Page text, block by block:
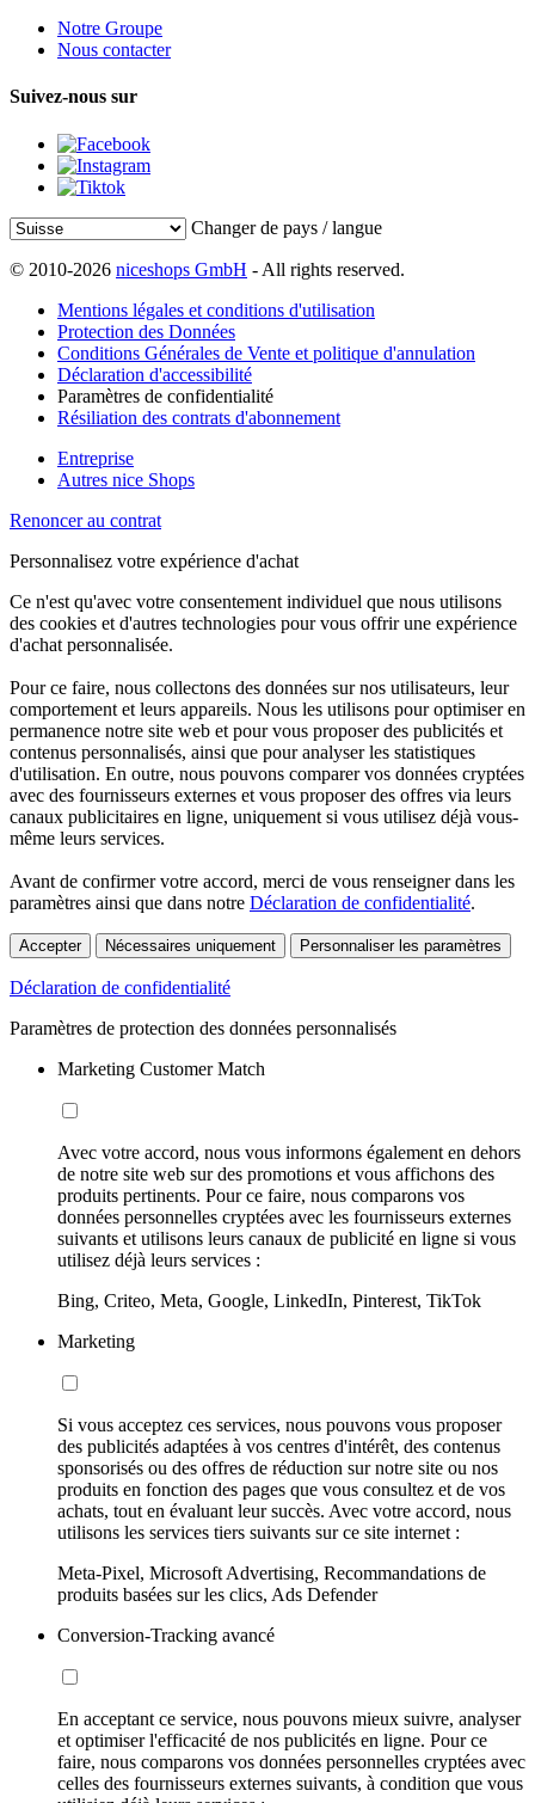
Notre Groupe
Nous contacter
Suivez-nous sur
Changer de pays / langue
© 2010-2026 niceshops GmbH - All rights reserved.
Mentions légales et conditions d'utilisation
Protection des Données
Conditions Générales de Vente et politique d'annulation
Déclaration d'accessibilité
Paramètres de confidentialité
Résiliation des contrats d'abonnement
Entreprise
Autres nice Shops
Renoncer au contrat
Personnalisez votre expérience d'achat
Ce n'est qu'avec votre consentement individuel que nous utilisons
des cookies et d'autres technologies pour vous offrir une expérience
d'achat personnalisée.
Pour ce faire, nous collectons des données sur nos utilisateurs, leur
comportement et leurs appareils. Nous les utilisons pour optimiser en
permanence notre site web et pour vous proposer des publicités et
contenus personnalisés, ainsi que pour analyser les statistiques
d'utilisation. En outre, nous pouvons comparer vos données cryptées
avec des fournisseurs externes et vous proposer des offres via leurs
canaux publicitaires en ligne, uniquement si vous utilisez déjà vous-
même leurs services.
Avant de confirmer votre accord, merci de vous renseigner dans les
paramètres ainsi que dans notre Déclaration de confidentialité.
Accepter Nécessaires uniquement Personnaliser les paramètres
Déclaration de confidentialité
Paramètres de protection des données personnalisés
Marketing Customer Match
Avec votre accord, nous vous informons également en dehors
de notre site web sur des promotions et vous affichons des
produits pertinents. Pour ce faire, nous comparons vos
données personnelles cryptées avec les fournisseurs externes
suivants et utilisons leurs canaux de publicité en ligne si vous
utilisez déjà leurs services :
Bing, Criteo, Meta, Google, LinkedIn, Pinterest, TikTok
Marketing
Si vous acceptez ces services, nous pouvons vous proposer
des publicités adaptées à vos centres d'intérêt, des contenus
sponsorisés ou des offres de réduction sur notre site ou nos
produits en fonction des pages que vous consultez et de vos
achats, tout en évaluant leur succès. Avec votre accord, nous
utilisons les services tiers suivants sur ce site internet :
Meta-Pixel, Microsoft Advertising, Recommandations de
produits basées sur les clics, Ads Defender
Conversion-Tracking avancé
En acceptant ce service, nous pouvons mieux suivre, analyser
et optimiser l'efficacité de nos publicités en ligne. Pour ce
faire, nous comparons vos données personnelles cryptées avec
celles des fournisseurs externes suivants, à condition que vous